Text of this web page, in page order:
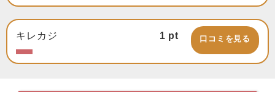
キレカジ 1 pt 口コミを見る